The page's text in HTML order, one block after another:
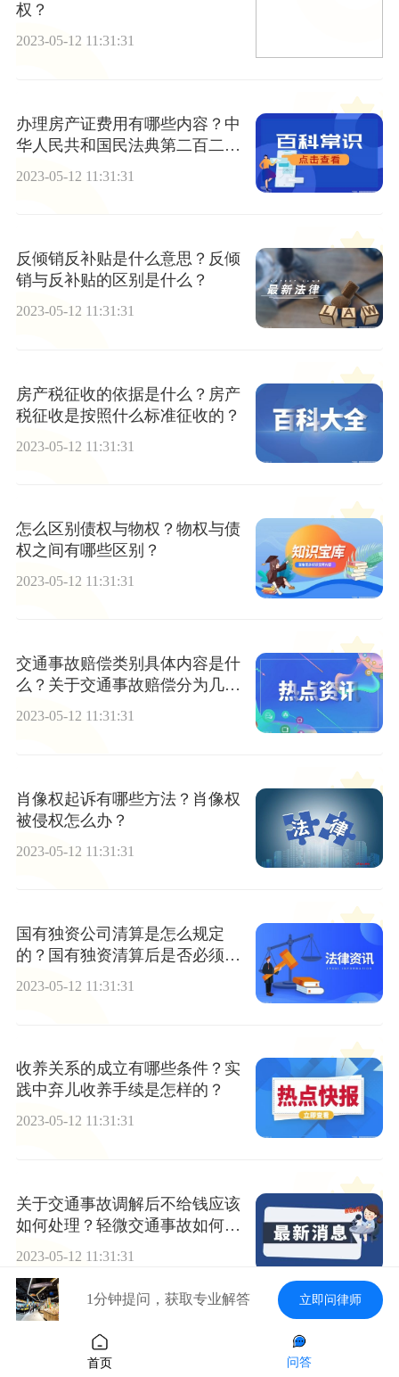
权？
2023-05-12 11:31:31
办理房产证费用有哪些内容？中
华人民共和国民法典第二百二十
2023-05-12 11:31:31
反倾销反补贴是什么意思？反倾
销与反补贴的区别是什么？
2023-05-12 11:31:31
房产税征收的依据是什么？房产
税征收是按照什么标准征收的？
2023-05-12 11:31:31
怎么区别债权与物权？物权与债
权之间有哪些区别？
2023-05-12 11:31:31
交通事故赔偿类别具体内容是什
么？关于交通事故赔偿分为几
种？
2023-05-12 11:31:31
肖像权起诉有哪些方法？肖像权
被侵权怎么办？
2023-05-12 11:31:31
国有独资公司清算是怎么规定
的？国有独资清算后是否必须破
产？
2023-05-12 11:31:31
收养关系的成立有哪些条件？实
践中弃儿收养手续是怎样的？
2023-05-12 11:31:31
关于交通事故调解后不给钱应该
如何处理？轻微交通事故如何处
2023-05-12 11:31:31
怎么写交通事故损害赔偿民事起
诉状？诉讼时效是多久？
1分钟提问，获取专业解答 立即问律师
首页 问答